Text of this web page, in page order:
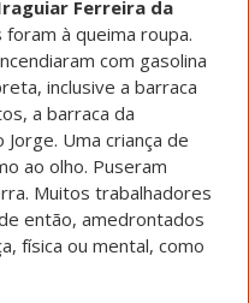
Ferreira da
à queima roupa.
com gasolina
inclusive a barraca
a barraca da
Uma criança de
ao olho. Puseram
Muitos trabalhadores
então, amedrontados
física ou mental, como